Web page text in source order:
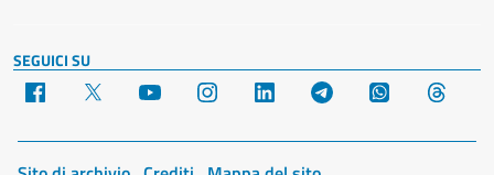
SEGUICI SU
Facebook YouTube Instagram LinkedIn Telegram WhatsApp